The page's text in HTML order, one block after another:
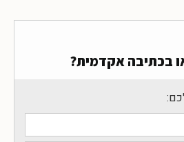
בכתיבה אקדמית?